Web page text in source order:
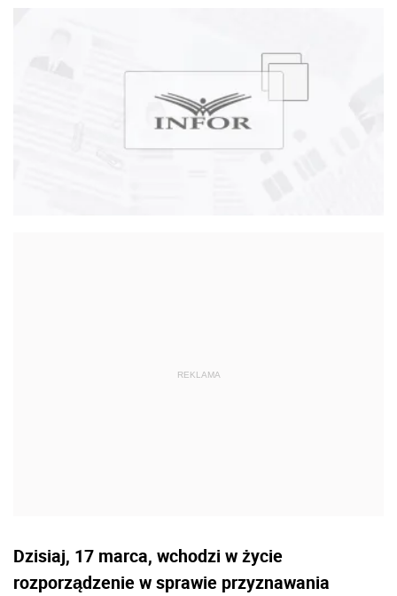
Dzisiaj, 17 marca, wchodzi w życie
rozporządzenie w sprawie przyznawania